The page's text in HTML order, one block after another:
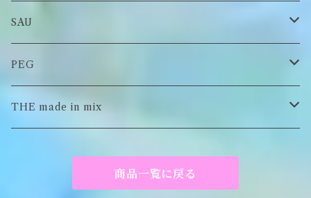
Tシャツ
イヤーマフラー
ロンT
スウェット/パーカー
Tシャツ
SAU
ロンT
スウェット/パーカー
PEG
キーチャーム
THE made in mix
商品一覧に戻る